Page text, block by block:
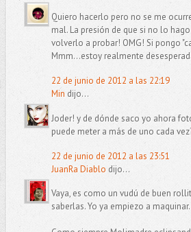
Quiero hacerlo pero no se me
mal. La presión de que si no lo
volverlo a probar! OMG! Si pongo
Mmm...estoy realmente
22 de junio de 2012 a las 22:19
Min dijo...
Joder! y de dónde saco yo ahora
puede meter a más de uno cada
22 de junio de 2012 a las 23:51
JuanRa Diablo dijo...
Vaya, es como un vudú de buen
saberlas. Yo ya empiezo a maquinar.